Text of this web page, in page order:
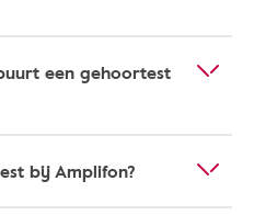
een gehoortest
bij Amplifon?